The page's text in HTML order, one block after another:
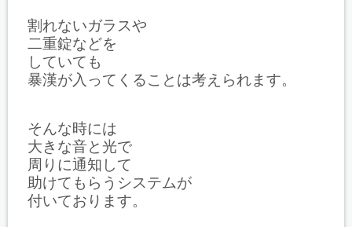
割れないガラスや
二重錠などを
していても
暴漢が入ってくることは考えられます。
そんな時には
大きな音と光で
周りに通知して
助けてもらうシステムが
付いております。